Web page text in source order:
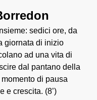
sedici ore, da
giornata di inizio
ad una vita di
dal pantano della
di pausa
e crescita. (8’)